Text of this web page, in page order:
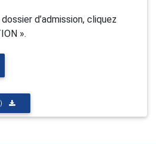
d’admission, cliquez
».